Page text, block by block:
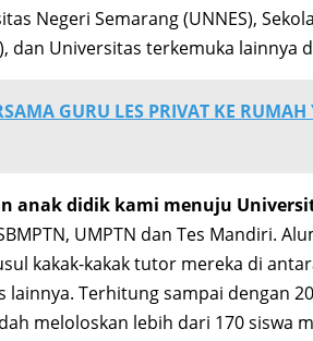
Negeri Semarang (UNNES),
dan Universitas terkemuka lainnya
GURU LES PRIVAT KE RUMAH
anak didik kami menuju
UMPTN dan Tes Mandiri.
kakak-kakak tutor mereka di
lainnya. Terhitung sampai dengan
meloloskan lebih dari 170 siswa